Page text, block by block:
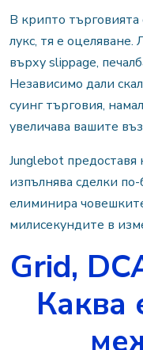
В крипто
лукс, тя е оцеляване.
върху slippage,
Независимо дали
суинг търговия,
увеличава вашите
Junglebot
изпълнява сделки
елиминира
милисекундите в
Grid,
Каква